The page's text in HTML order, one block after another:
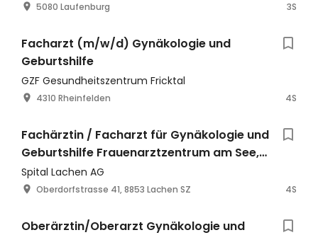
5080 Laufenburg 3S
Facharzt (m/w/d) Gynäkologie und
Geburtshilfe
GZF Gesundheitszentrum Fricktal
4310 Rheinfelden 4S
Fachärztin / Facharzt für Gynäkologie und
Geburtshilfe Frauenarztzentrum am See,
Pfäffikon SZ 60% - 100%
Spital Lachen AG
Oberdorfstrasse 41, 8853 Lachen SZ 4S
Oberärztin/Oberarzt Gynäkologie und